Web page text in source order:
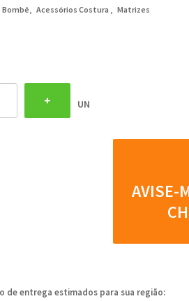
Bombê Acessórios Costura
Matrizes
UN
AVISE-
de entrega estimados para sua região: